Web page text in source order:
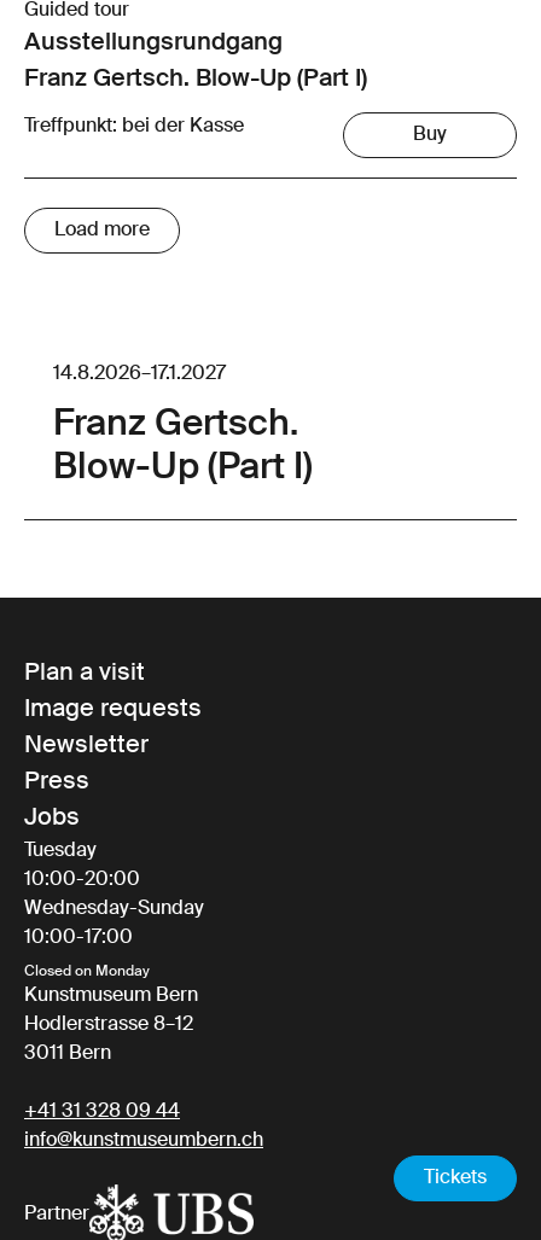
Guided tour
Ausstellungsrund­gang
Franz Gertsch. Blow-Up (Part I)
Treffpunkt: bei der Kasse Buy
Load more
14.8.2026–17.1.2027
Franz Gertsch.
Blow-Up (Part I)
Tickets
Plan a visit
Image requests
Newsletter
Press
Jobs
Tuesday
10:00-20:00
Wednesday-Sunday
10:00-17:00
Closed on Monday
Kunstmuseum Bern
Hodlerstrasse 8–12
3011 Bern
+41 31 328 09 44
info@kunstmuseumbern.ch
Partner